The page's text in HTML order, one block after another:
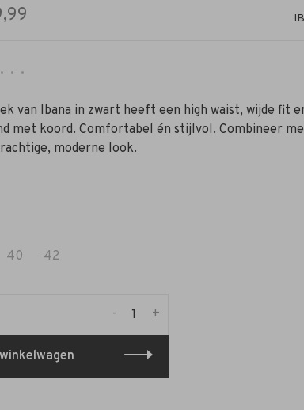
• • •
van Ibana in zwart heeft een high waist, wijde fit
met koord. Comfortabel én stijlvol. Combineer
moderne look.
40 42
+
-